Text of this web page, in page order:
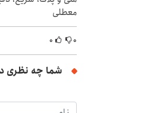
معطلی
۰ ۰
شما چه نظری